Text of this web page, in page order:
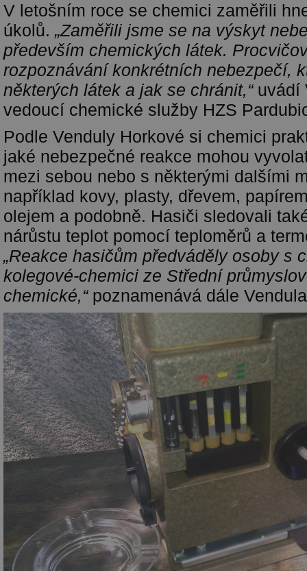
V letošním roce se chemici zaměřili
úkolů. „Zaměřili jsme se na výskyt
především chemických látek.
rozpoznávání konkrétních nebezpečí,
některých látek a jak se chránit,“uvádí
vedoucí chemické služby HZS
Podle Venduly Horkové si chemici
jaké nebezpečné reakce mohou
mezi sebou nebo s některými dalšími
například kovy, plasty, dřevem,
olejem a podobně. Hasiči sledovali
nárůstu teplot pomocí teploměrů a
„Reakce hasičům předváděly osoby s
kolegové-chemici ze Střední
chemické,“poznamenává dále